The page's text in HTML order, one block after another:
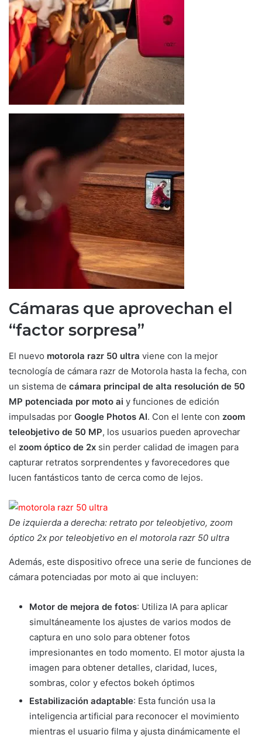
Cámaras que aprovechan el
“factor sorpresa”
El nuevo motorola razr 50 ultra viene con la mejor
tecnología de cámara razr de Motorola hasta la fecha, con
un sistema de cámara principal de alta resolución de 50
MP potenciada por moto ai y funciones de edición
impulsadas por Google Photos AI. Con el lente con zoom
teleobjetivo de 50 MP, los usuarios pueden aprovechar
el zoom óptico de 2x sin perder calidad de imagen para
capturar retratos sorprendentes y favorecedores que
lucen fantásticos tanto de cerca como de lejos.
De izquierda a derecha: retrato por teleobjetivo, zoom
óptico 2x por teleobjetivo en el motorola razr 50 ultra
Además, este dispositivo ofrece una serie de funciones de
cámara potenciadas por moto ai que incluyen:
Motor de mejora de fotos: Utiliza IA para aplicar
simultáneamente los ajustes de varios modos de
captura en uno solo para obtener fotos
impresionantes en todo momento. El motor ajusta la
imagen para obtener detalles, claridad, luces,
sombras, color y efectos bokeh óptimos
Estabilización adaptable: Esta función usa la
inteligencia artificial para reconocer el movimiento
mientras el usuario filma y ajusta dinámicamente el